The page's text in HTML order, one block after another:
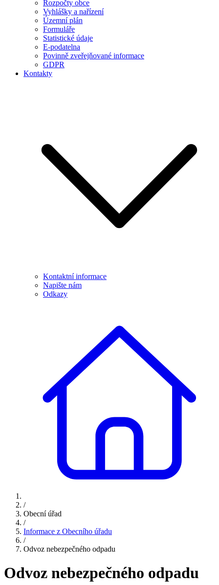
Rozpočty obce
Vyhlášky a nařízení
Územní plán
Formuláře
Statistické údaje
E-podatelna
Povinně zveřejňované informace
GDPR
Kontakty
Kontaktní informace
Napište nám
Odkazy
/
Obecní úřad
/
Informace z Obecního úřadu
/
Odvoz nebezpečného odpadu
Odvoz nebezpečného odpadu